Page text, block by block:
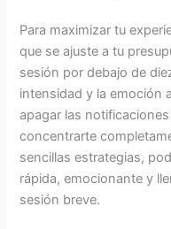
Para maximizar tu
que se ajuste a tu
sesión por debajo de
intensidad y la emoción
apagar las
concentrarte
sencillas estrategias,
rápida, emocionante y
sesión breve.